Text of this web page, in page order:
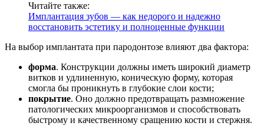
Читайте также:
Имплантация зубов — как недорого и надежно
восстановить эстетику и полноценные функции
На выбор имплантата при пародонтозе влияют два фактора:
форма. Конструкции должны иметь широкий диаметр
витков и удлиненную, коническую форму, которая
смогла бы проникнуть в глубокие слои кости;
покрытие. Оно должно предотвращать размножение
патологических микроорганизмов и способствовать
быстрому и качественному сращению кости и стержня.